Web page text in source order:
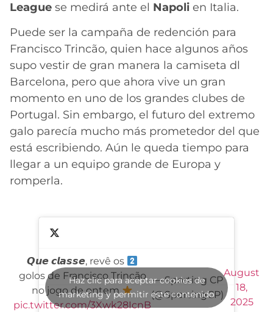
League se medirá ante el Napoli en Italia.
Puede ser la campaña de redención para
Francisco Trincão, quien hace algunos años
supo vestir de gran manera la camiseta dl
Barcelona, pero que ahora vive un gran
momento en uno de los grandes clubes de
Portugal. Sin embargo, el futuro del extremo
galo parecía mucho más prometedor del que
está escribiendo. Aún le queda tiempo para
llegar a un equipo grande de Europa y
romperla.
𝙌𝙪𝙚 𝙘𝙡𝙖𝙨𝙨𝙚, revê os
golos de Francisco Trincão
no jogo de ontem
pic.twitter.com/3Xwk28IcnB
— Sporting CP
(@SportingCP)
August
18,
2025
Haz clic para aceptar cookies de
marketing y permitir este contenido